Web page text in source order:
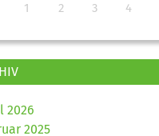
1 2 3 4
2026
2025